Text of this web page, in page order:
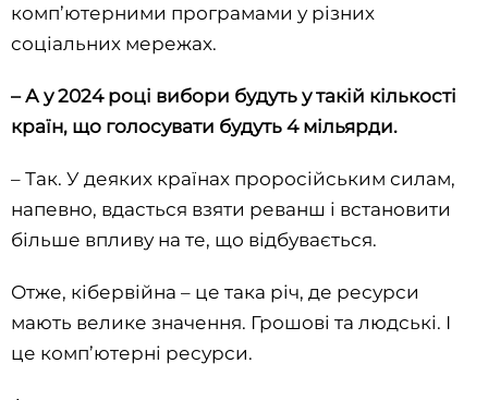
комп’ютерними програмами у різних
соціальних мережах.
– А у 2024 році вибори будуть у такій кількості
країн, що голосувати будуть 4 мільярди.
– Так. У деяких країнах проросійським силам,
напевно, вдасться взяти реванш і встановити
більше впливу на те, що відбувається.
Отже, кібервійна – це така річ, де ресурси
мають велике значення. Грошові та людські. І
це комп’ютерні ресурси.